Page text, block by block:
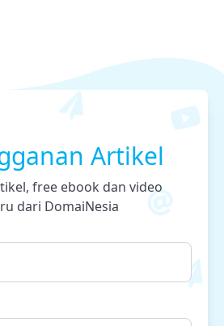
Artikel
free ebook dan video
dari DomaiNesia